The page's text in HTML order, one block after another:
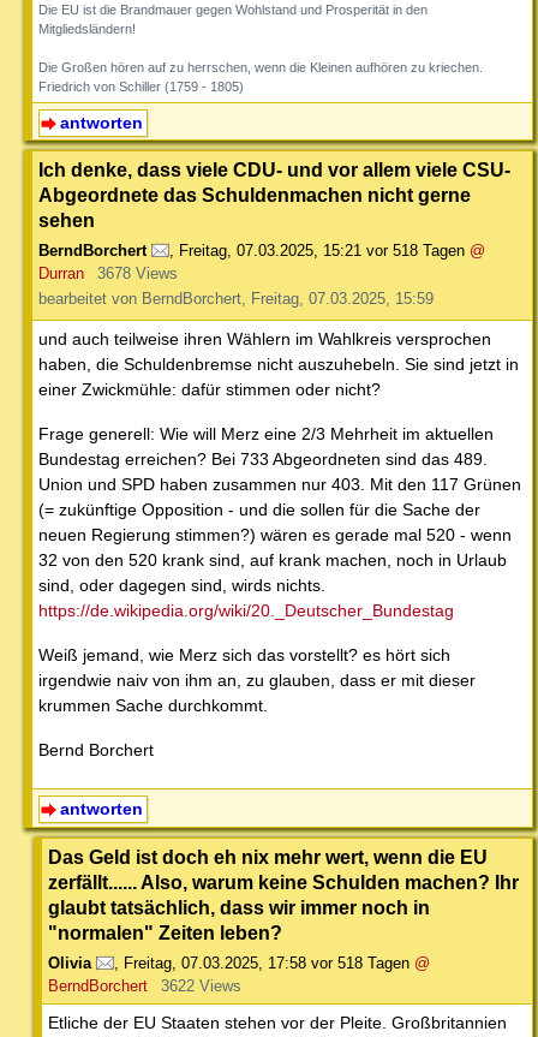
Die EU ist die Brandmauer gegen Wohlstand und Prosperität in den
Mitgliedsländern!
Die Großen hören auf zu herrschen, wenn die Kleinen aufhören zu kriechen.
Friedrich von Schiller (1759 - 1805)
antworten
Ich denke, dass viele CDU- und vor allem viele CSU-
Abgeordnete das Schuldenmachen nicht gerne
sehen
BerndBorchert , Freitag, 07.03.2025, 15:21 vor 518 Tagen @
Durran
3678 Views
bearbeitet von BerndBorchert, Freitag, 07.03.2025, 15:59
und auch teilweise ihren Wählern im Wahlkreis versprochen
haben, die Schuldenbremse nicht auszuhebeln. Sie sind jetzt in
einer Zwickmühle: dafür stimmen oder nicht?
Frage generell: Wie will Merz eine 2/3 Mehrheit im aktuellen
Bundestag erreichen? Bei 733 Abgeordneten sind das 489.
Union und SPD haben zusammen nur 403. Mit den 117 Grünen
(= zukünftige Opposition - und die sollen für die Sache der
neuen Regierung stimmen?) wären es gerade mal 520 - wenn
32 von den 520 krank sind, auf krank machen, noch in Urlaub
sind, oder dagegen sind, wirds nichts.
https://de.wikipedia.org/wiki/20._Deutscher_Bundestag
Weiß jemand, wie Merz sich das vorstellt? es hört sich
irgendwie naiv von ihm an, zu glauben, dass er mit dieser
krummen Sache durchkommt.
Bernd Borchert
antworten
Das Geld ist doch eh nix mehr wert, wenn die EU
zerfällt...... Also, warum keine Schulden machen? Ihr
glaubt tatsächlich, dass wir immer noch in
"normalen" Zeiten leben?
Olivia , Freitag, 07.03.2025, 17:58 vor 518 Tagen @
BerndBorchert
3622 Views
Etliche der EU Staaten stehen vor der Pleite. Großbritannien